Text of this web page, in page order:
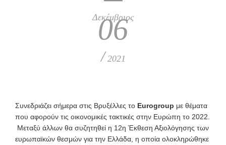
Δεκέμβριος
06
/2021
Συνεδριάζει σήμερα στις Βρυξέλλες το Eurogroup με θέματα
που αφορούν τις οικονομικές τακτικές στην Ευρώπη το 2022.
Μεταξύ άλλων θα συζητηθεί η 12η Έκθεση Αξιολόγησης των
ευρωπαϊκών θεσμών για την Ελλάδα, η οποία ολοκληρώθηκε